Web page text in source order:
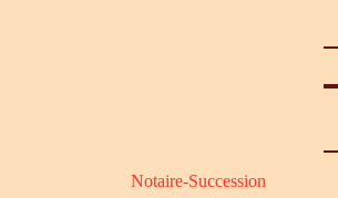
Notaire-Succession